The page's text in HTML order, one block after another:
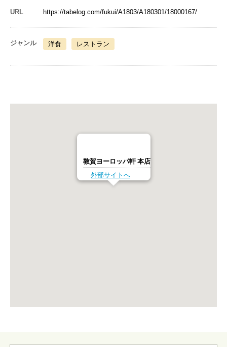
URL https://tabelog.com/fukui/A1803/A180301/18000167/
ジャンル 洋食 レストラン
敦賀ヨーロッパ軒 本店
外部サイトへ